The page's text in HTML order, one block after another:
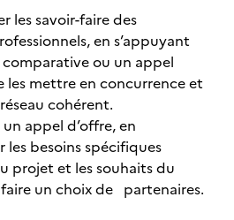
les savoir-faire des
en s’appuyant
ou un appel
les mettre en concurrence et
cohérent.
appel d’offre, en
les besoins spécifiques
projet et les souhaits du
un choix de partenaires.